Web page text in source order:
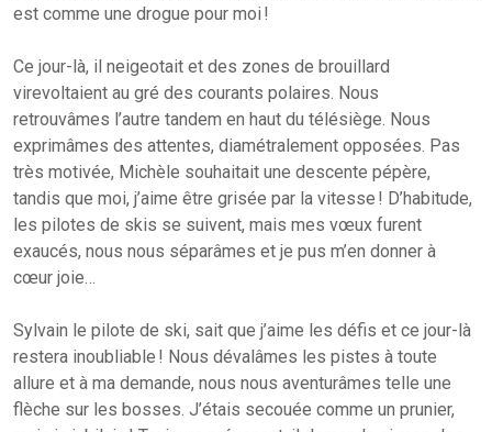
est comme une drogue pour moi !
Ce jour-là, il neigeotait et des zones de brouillard
virevoltaient au gré des courants polaires. Nous
retrouvâmes l’autre tandem en haut du télésiège. Nous
exprimâmes des attentes, diamétralement opposées. Pas
très motivée, Michèle souhaitait une descente pépère,
tandis que moi, j’aime être grisée par la vitesse ! D’habitude,
les pilotes de skis se suivent, mais mes vœux furent
exaucés, nous nous séparâmes et je pus m’en donner à
cœur joie…
Sylvain le pilote de ski, sait que j’aime les défis et ce jour-là
restera inoubliable ! Nous dévalâmes les pistes à toute
allure et à ma demande, nous nous aventurâmes telle une
flèche sur les bosses. J’étais secouée comme un prunier,